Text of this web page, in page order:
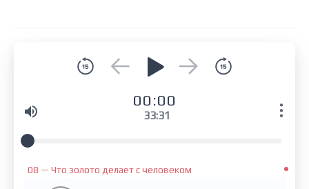
00:00
33:31
08 — Что золото делает с человеком